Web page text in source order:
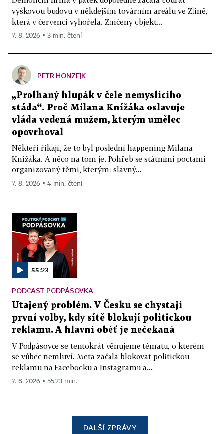
výškovou budovu v někdejším továrním areálu ve Zlíně,
která v červenci vyhořela. Zničený objekt...
7. 8. 2026 ▪ 3 min. čtení
PETR HONZEJK
„Prolhaný hlupák v čele nemyslícího
stáda“. Proč Milana Knížáka oslavuje
vláda vedená mužem, kterým umělec
opovrhoval
Někteří říkají, že to byl poslední happening Milana
Knížáka. A něco na tom je. Pohřeb se státními poctami
organizovaný těmi, kterými slavný...
7. 8. 2026 ▪ 4 min. čtení
55:23
PODCAST PODPÁSOVKA
Utajený problém. V Česku se chystají
první volby, kdy sítě blokují politickou
reklamu. A hlavní oběť je nečekaná
V Podpásovce se tentokrát věnujeme tématu, o kterém
se vůbec nemluví. Meta začala blokovat politickou
reklamu na Facebooku a Instagramu a...
7. 8. 2026 ▪ 55:23 min.
DALŠÍ ZPRÁVY